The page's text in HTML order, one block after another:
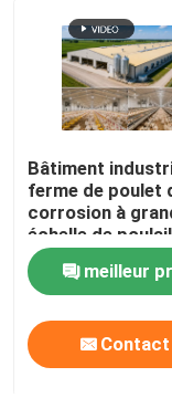
Bâtiment
ferme de poulet
corrosion à
échelle de
structure
pour 200000
de chair
meilleur
Contact